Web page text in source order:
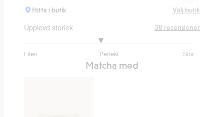
Hitta i butik Välj butik
Upplevd storlek
Liten Perfekt Stor
utav
38 recensioner
Matcha med